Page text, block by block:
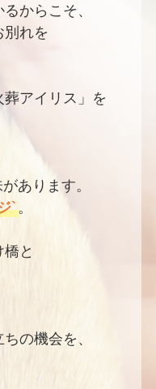
からこそ、
別れを
アイリス」を
あります。
`。
と
の機会を、